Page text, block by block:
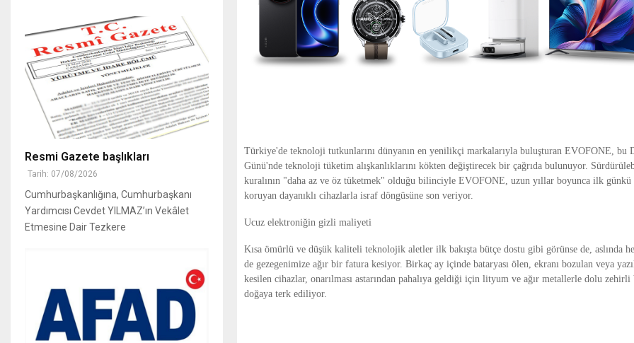
Türkiye'de teknoloji tutkunlarını dünyanın en yenilikçi markalarıyla buluşturan EVOFONE, bu
Günü'nde teknoloji tüketim alışkanlıklarını kökten değiştirecek bir çağrıda bulunuyor.
kuralının "daha az ve öz tüketmek" olduğu bilinciyle EVOFONE, uzun yıllar boyunca ilk günkü
koruyan dayanıklı cihazlarla israf döngüsüne son veriyor.
Ucuz elektroniğin gizli maliyeti
Kısa ömürlü ve düşük kaliteli teknolojik aletler ilk bakışta bütçe dostu gibi görünse de, aslında
de gezegenimize ağır bir fatura kesiyor. Birkaç ay içinde bataryası ölen, ekranı bozulan veya
kesilen cihazlar, onarılması astarından pahalıya geldiği için lityum ve ağır metallerle dolu
doğaya terk ediliyor.
Resmi Gazete başlıkları
Tarih: 07/08/2026
Cumhurbaşkanlığına, Cumhurbaşkanı
Yardımcısı Cevdet YILMAZ’ın Vekâlet
Etmesine Dair Tezkere